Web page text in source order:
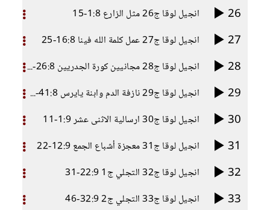
26 انجيل لوقا ج26 مثل الزارع 1:8-15
27 انجيل لوقا ج27 عمل كلمة الله فينا 16:8-25
28 انجيل لوقا ج28 مجانيين كورة الجدريين 26:8-40
29 انجيل لوقا ج29 نازفة الدم وابنة يايرس 41:8-56
30 انجيل لوقا ج30 ارسالية الاثنى عشر 1:9-11
31 انجيل لوقا ج31 معجزة أشباع الجمع 12:9-22
32 انجيل لوقا ج32 التجلي ج1 22:9-31
33 انجيل لوقا ج33 التجلي ج2 32:9-46